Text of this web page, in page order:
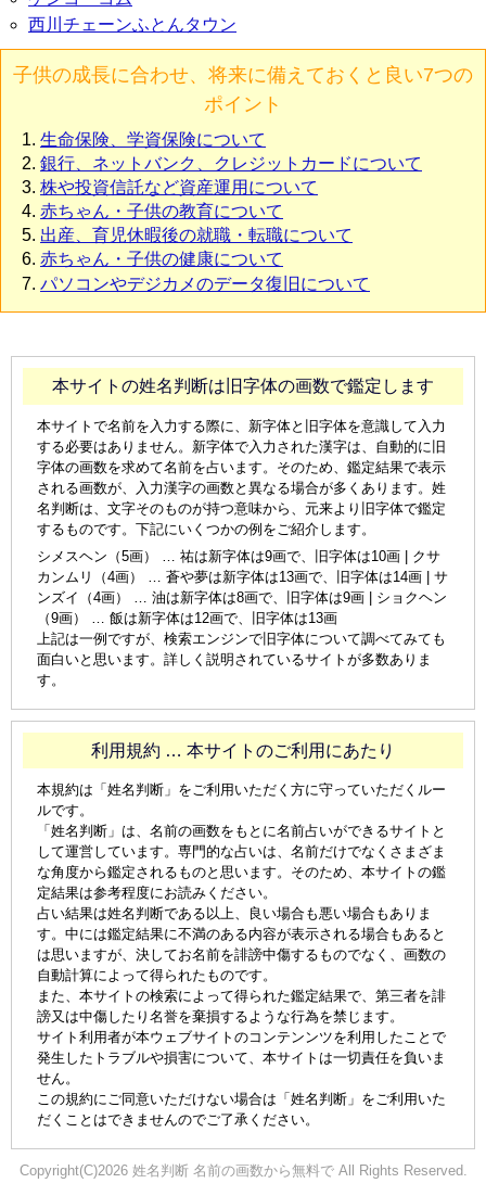
西川チェーンふとんタウン
子供の成長に合わせ、将来に備えておくと良い7つの
ポイント
生命保険、学資保険について
銀行、ネットバンク、クレジットカードについて
株や投資信託など資産運用について
赤ちゃん・子供の教育について
出産、育児休暇後の就職・転職について
赤ちゃん・子供の健康について
パソコンやデジカメのデータ復旧について
本サイトの姓名判断は旧字体の画数で鑑定します
本サイトで名前を入力する際に、新字体と旧字体を意識して入力
する必要はありません。新字体で入力された漢字は、自動的に旧
字体の画数を求めて名前を占います。そのため、鑑定結果で表示
される画数が、入力漢字の画数と異なる場合が多くあります。姓
名判断は、文字そのものが持つ意味から、元来より旧字体で鑑定
するものです。下記にいくつかの例をご紹介します。
シメスヘン（5画） … 祐は新字体は9画で、旧字体は10画 | クサ
カンムリ（4画） … 蒼や夢は新字体は13画で、旧字体は14画 | サ
ンズイ（4画） … 油は新字体は8画で、旧字体は9画 | ショクヘン
（9画） … 飯は新字体は12画で、旧字体は13画
上記は一例ですが、検索エンジンで旧字体について調べてみても
面白いと思います。詳しく説明されているサイトが多数ありま
す。
利用規約 … 本サイトのご利用にあたり
本規約は「姓名判断」をご利用いただく方に守っていただくルー
ルです。
「姓名判断」は、名前の画数をもとに名前占いができるサイトと
して運営しています。専門的な占いは、名前だけでなくさまざま
な角度から鑑定されるものと思います。そのため、本サイトの鑑
定結果は参考程度にお読みください。
占い結果は姓名判断である以上、良い場合も悪い場合もありま
す。中には鑑定結果に不満のある内容が表示される場合もあると
は思いますが、決してお名前を誹謗中傷するものでなく、画数の
自動計算によって得られたものです。
また、本サイトの検索によって得られた鑑定結果で、第三者を誹
謗又は中傷したり名誉を棄損するような行為を禁じます。
サイト利用者が本ウェブサイトのコンテンンツを利用したことで
発生したトラブルや損害について、本サイトは一切責任を負いま
せん。
この規約にご同意いただけない場合は「姓名判断」をご利用いた
だくことはできませんのでご了承ください。
Copyright(C)2026 姓名判断 名前の画数から無料で All Rights Reserved.